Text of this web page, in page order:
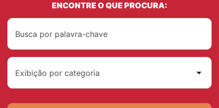
ENCONTRE O QUE PROCURA:
Exibição por categoria